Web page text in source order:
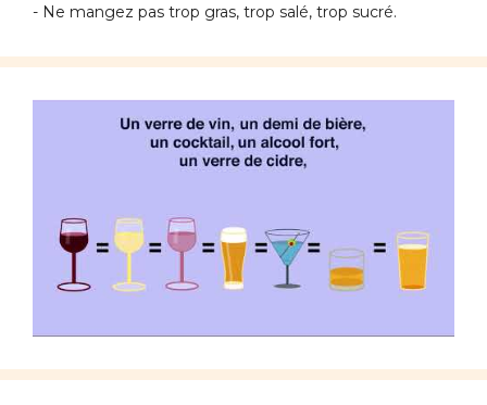
- Ne mangez pas trop gras, trop salé, trop sucré.